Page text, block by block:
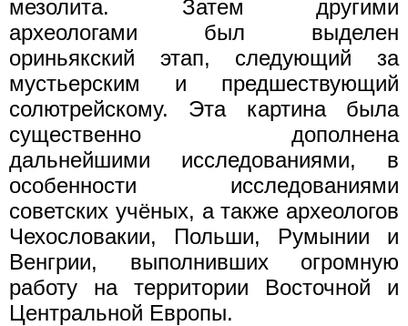
мезолита. Затем другими
археологами был выделен
ориньякский этап, следующий за
мустьерским и предшествующий
солютрейскому. Эта картина была
существенно дополнена
дальнейшими исследованиями, в
особенности исследованиями
советских учёных, а также археологов
Чехословакии, Польши, Румынии и
Венгрии, выполнивших огромную
работу на территории Восточной и
Центральной Европы.